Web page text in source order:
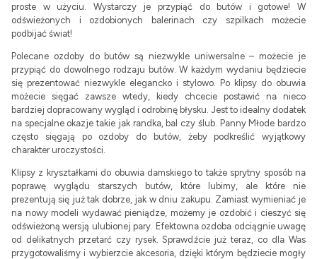
proste w użyciu. Wystarczy je przypiąć do butów i gotowe! W
odświeżonych i ozdobionych balerinach czy szpilkach możecie
podbijać świat!
Polecane ozdoby do butów są niezwykle uniwersalne – możecie je
przypiąć do dowolnego rodzaju butów. W każdym wydaniu będziecie
się prezentować niezwykle elegancko i stylowo. Po klipsy do obuwia
możecie sięgać zawsze wtedy, kiedy chcecie postawić na nieco
bardziej dopracowany wygląd i odrobinę błysku. Jest to idealny dodatek
na specjalne okazje takie jak randka, bal czy ślub. Panny Młode bardzo
często sięgają po ozdoby do butów, żeby podkreślić wyjątkowy
charakter uroczystości.
Klipsy z kryształkami do obuwia damskiego to także sprytny sposób na
poprawę wyglądu starszych butów, które lubimy, ale które nie
prezentują się już tak dobrze, jak w dniu zakupu. Zamiast wymieniać je
na nowy modeli wydawać pieniądze, możemy je ozdobić i cieszyć się
odświeżoną wersją ulubionej pary. Efektowna ozdoba odciągnie uwagę
od delikatnych przetarć czy rysek. Sprawdźcie już teraz, co dla Was
przygotowaliśmy i wybierzcie akcesoria, dzięki którym będziecie mogły